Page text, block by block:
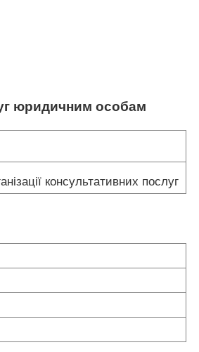
юридичним особам
консультативних послуг